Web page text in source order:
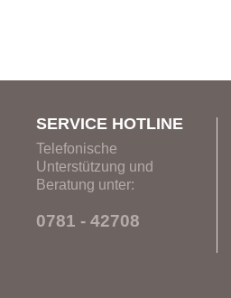
SERVICE HOTLINE
Telefonische
Unterstützung und
Beratung unter:
0781 - 42708